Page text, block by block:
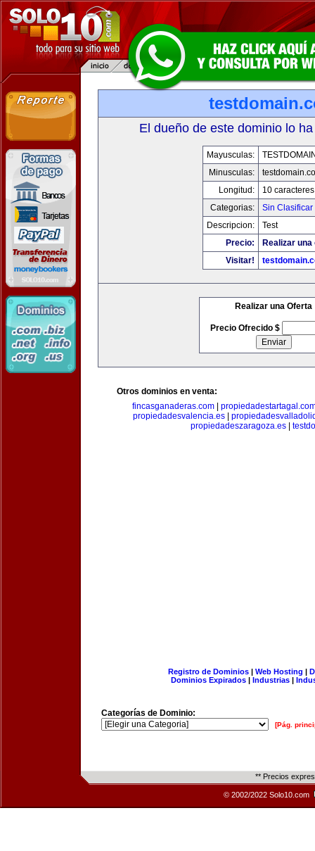
El dueño de este dominio lo
Mayusculas:
Minusculas:
Longitud:
10 caracteres
Categorias:
Sin Clasificar
Descripcion:
Test
Precio:
Realizar
Visitar!
Realizar una Oferta
Precio Ofrecido $
Otros dominios en venta:
fincasganaderas.com|
propiedadesvalencia.es|
propiedadeszaragoza.es|
Registro de Dominios| Web Hosting |
Dominios Expirados | Industrias |
Categorías de Dominio:
[Pág.
** Precios
© 2002/2022 Solo10.com